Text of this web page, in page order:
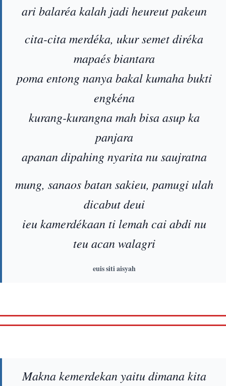
ari balaréa kalah jadi heureut pakeun
cita-cita merdéka, ukur semet diréka
mapaés biantara
poma entong nanya bakal kumaha bukti
engkéna
kurang-kurangna mah bisa asup ka
panjara
apanan dipahing nyarita nu saujratna
mung, sanaos batan sakieu, pamugi ulah
dicabut deui
ieu kamerdékaan ti lemah cai abdi nu
teu acan walagri
euis siti aisyah
Makna kemerdekan yaitu dimana kita